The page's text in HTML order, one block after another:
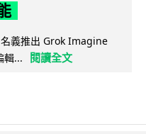
義推出 Grok Imagine
輯...
閱讀全文